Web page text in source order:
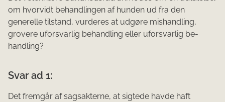
om hvorvidt behandlingen af hunden ud fra den
generelle tilstand, vurderes at udgøre mishandling,
grovere uforsvarlig behandling eller uforsvarlig be­
handling?
Svar ad 1:
Det fremgår af sagsakterne, at sigtede havde haft